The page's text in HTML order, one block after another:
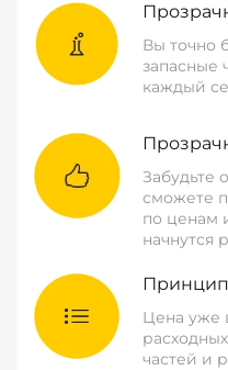
Вы точно
запасные
каждый
Забудьте
сможете
по ценам
начнутся
Принцип
Цена уже
частей и